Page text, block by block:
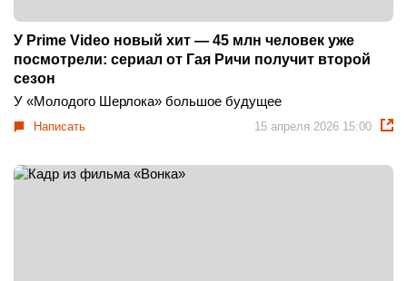
У Prime Video новый хит — 45 млн человек уже
посмотрели: сериал от Гая Ричи получит второй
сезон
У «Молодого Шерлока» большое будущее
Написать 15 апреля 2026 15:00